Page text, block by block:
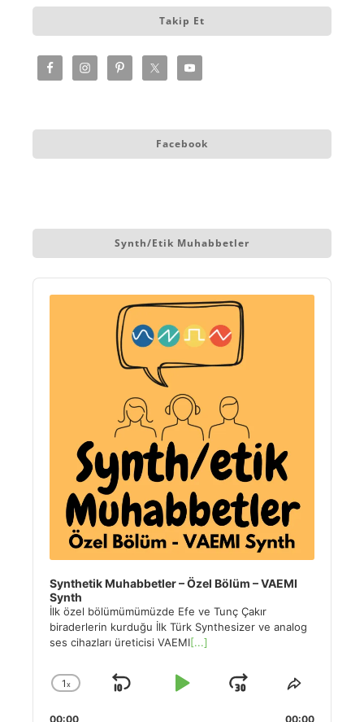
Takip Et
Facebook
Synth/etik Muhabbetler
Audio
Player
Synthetik Muhabbetler – Özel Bölüm – VAEMI
Synth
İlk özel bölümümümüzde Efe ve Tunç Çakır
biraderlerin kurduğu İlk Türk Synthesizer ve analog
ses cihazları üreticisi VAEMI[...]
Change
1x
Skip
Play
Jump
Forward
Share
00:00 00:00